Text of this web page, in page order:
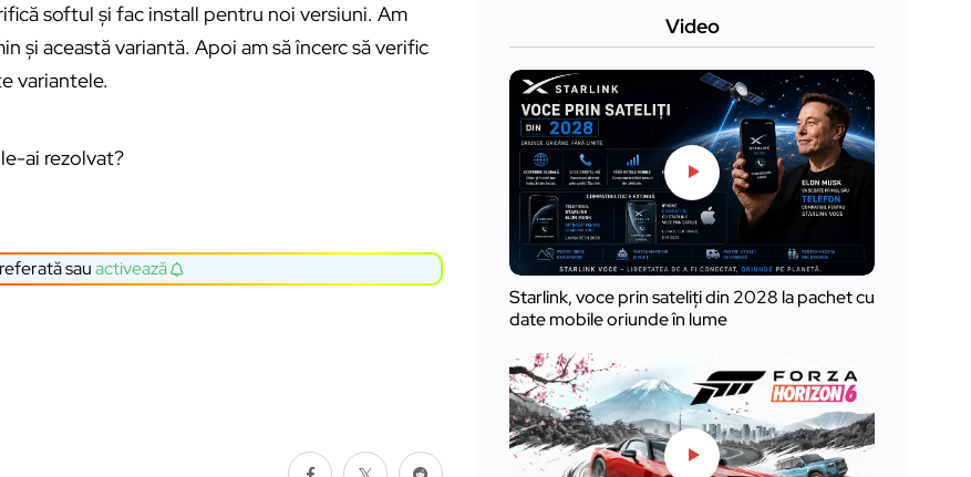
softul și fac install pentru noi versiuni. Am
și această variantă. Apoi am să încerc să verific
variantele.
ai rezolvat?
sauactivează
Video
Starlink, voce prin sateliți din 2028 la pachet cu
date mobile oriunde în lume